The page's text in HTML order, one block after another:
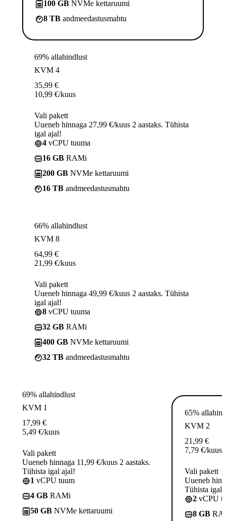
100 GB NVMe kettaruumi
8 TB andmeedastusmahtu
69% allahindlust
KVM 4
35,99 €
10,99 €/kuus
Vali pakett
Uueneb hinnaga 27,99 €/kuus 2 aastaks. Tühista
igal ajal!
4 vCPU tuuma
16 GB RAMi
200 GB NVMe kettaruumi
16 TB andmeedastusmahtu
66% allahindlust
KVM 8
64,99 €
21,99 €/kuus
Vali pakett
Uueneb hinnaga 49,99 €/kuus 2 aastaks. Tühista
igal ajal!
8 vCPU tuuma
32 GB RAMi
400 GB NVMe kettaruumi
32 TB andmeedastusmahtu
69% allahindlust
KVM 1
17,99 €
5,49 €/kuus
Vali pakett
Uueneb hinnaga 11,99 €/kuus 2 aastaks.
Tühista igal ajal!
1 vCPU tuum
4 GB RAMi
50 GB NVMe kettaruumi
65%
KVM 2
21,99 €
7,79 €/kuus
Vali pakett
Uueneb
Tühista igal
2 vCPU
8 GB